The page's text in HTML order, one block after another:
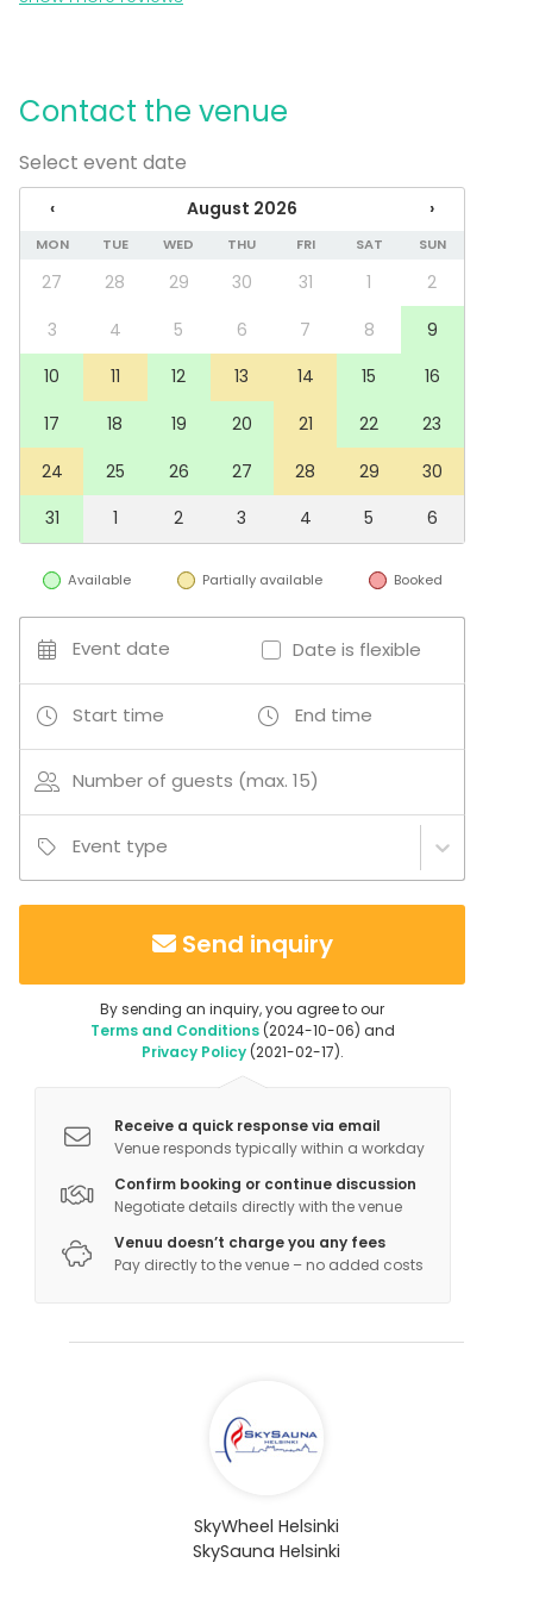
Talviaikaan (joulukuusta maaliskuuhun) SkySauna on
Huomioithan, että viileämmällä kelillä (+5-10 C)
SkySaunan lämpötila ei vastaa täysin tavallisen
saunan kuumuusastetta.
Additional information about activities
Original SkySauna sopii erityisesti erilaisiin
synttäreihin, yrityksien tyky-päiviin tai vaikkapa
kaveriporukan illanistujaisiin. Takaamme
mieleenpainuvan elämyksen koko ryhmälle!
Contact the venue
Select event date
‹ August 2026 ›
MON TUE WED THU FRI SAT SUN
27 28 29 30 31 1
2
3
4 5 6 7 8
9
10
11 12 13 14 15
16
17
18 19 20 21 22
23
24
25 26 27 28 29
30
31
1 2 3 4 5 6
Available Partially available Booked
Event date Date is flexible
Start time End time
Number of guests (max. 15)
Event type
Send inquiry
By sending an inquiry, you agree to our
Terms and Conditions(2024-10-06) and
Privacy Policy(2021-02-17).
Receive a quick response via email
Venue responds typically within a workday
Confirm booking or continue discussion
Negotiate details directly with the venue
Venuu doesn’t charge you any fees
Pay directly to the venue – no added costs
SkyWheel Helsinki
SkySauna Helsinki